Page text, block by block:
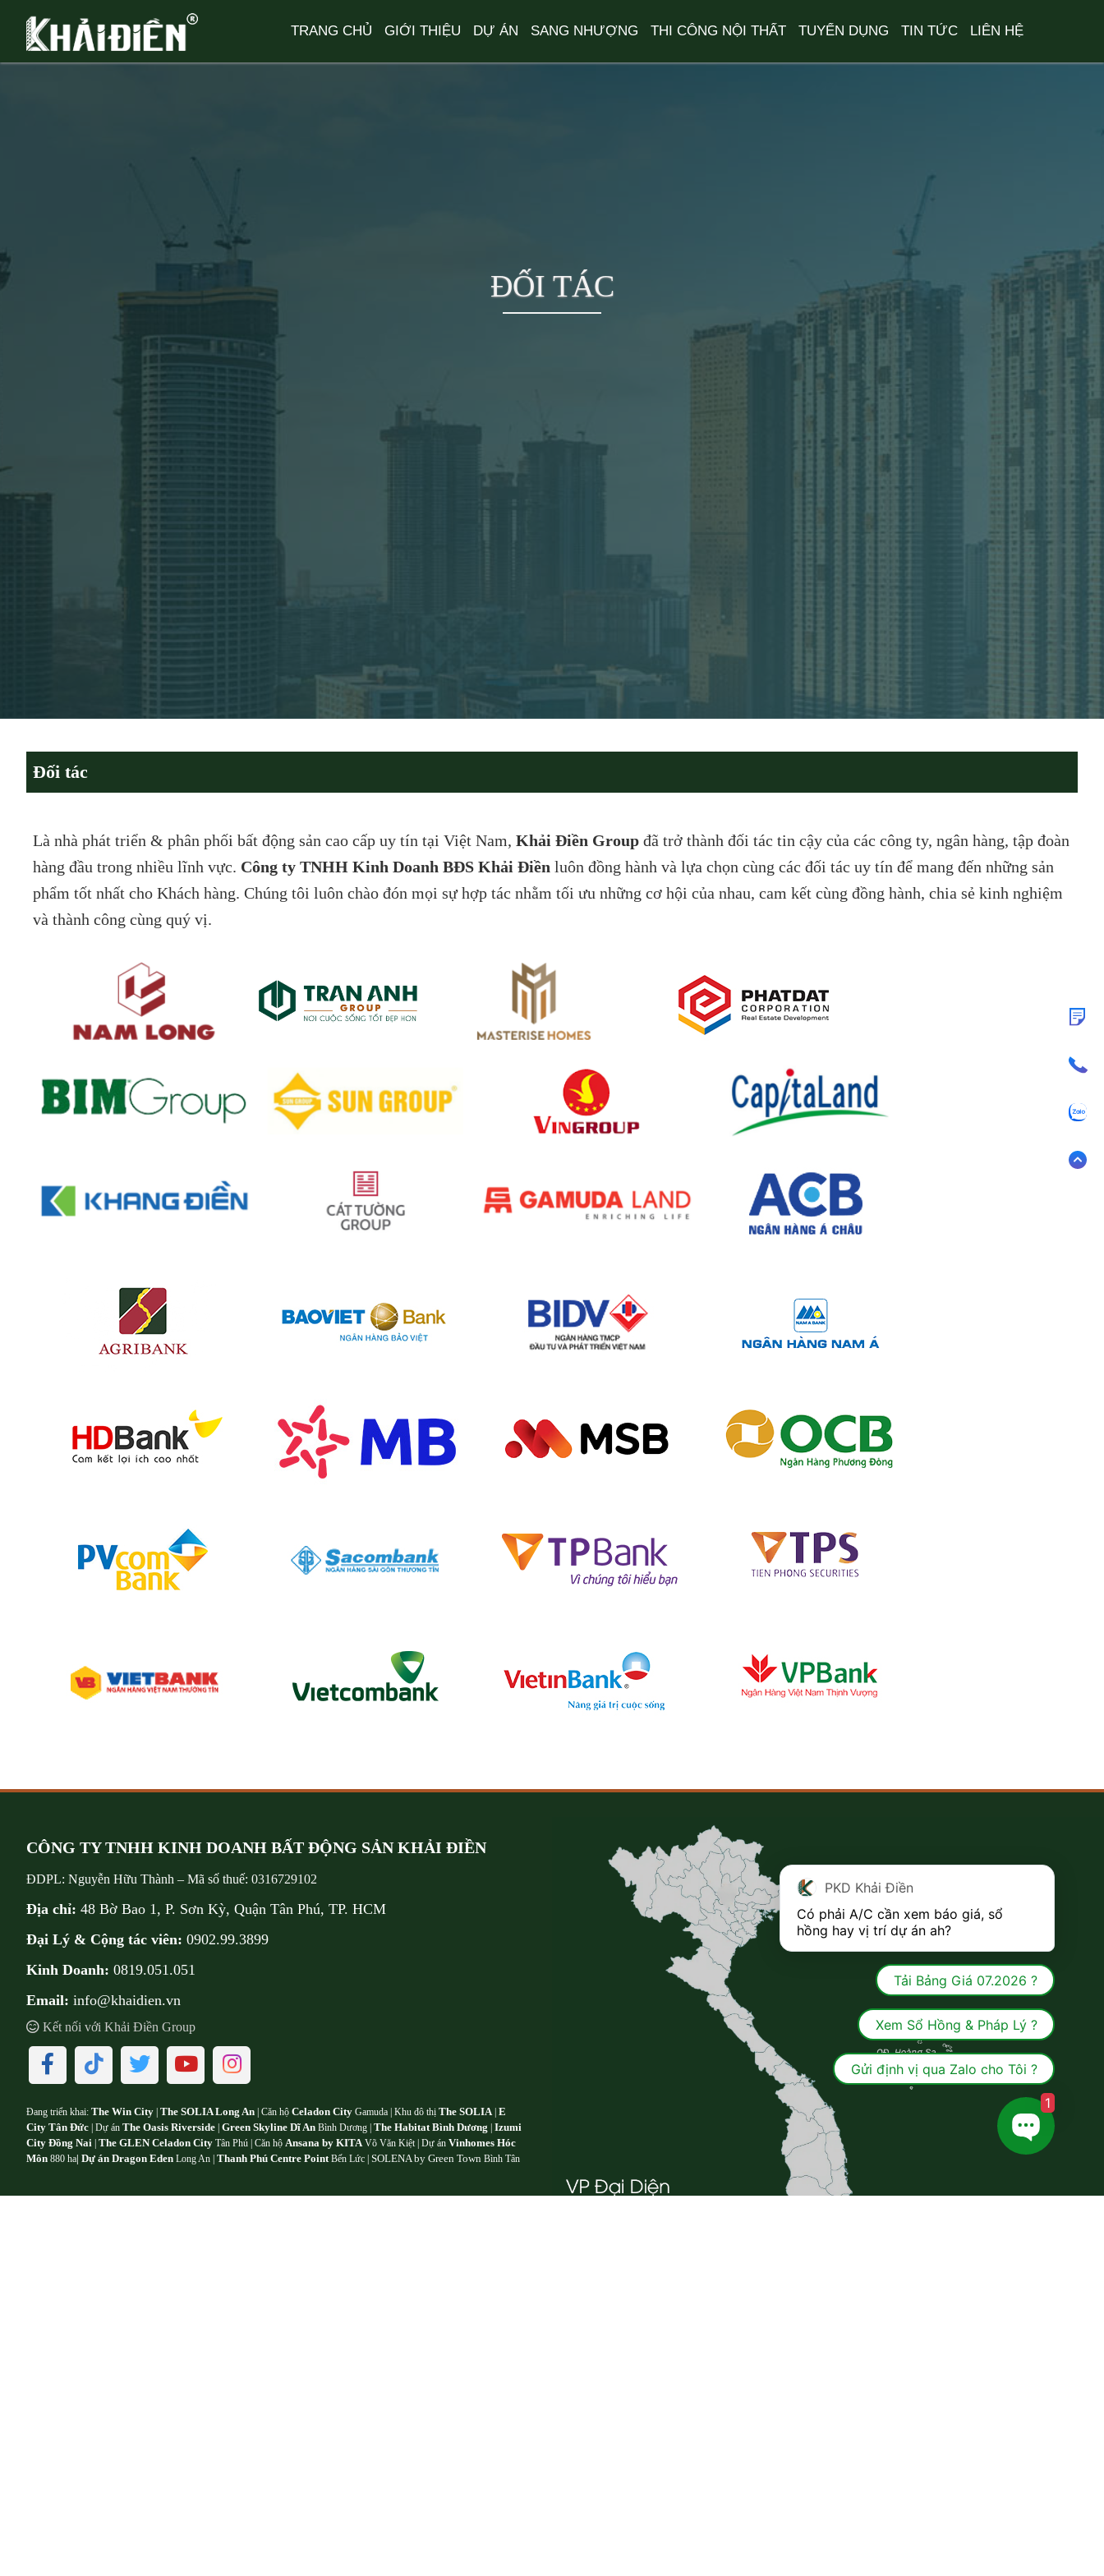
TRANG CHỦ GIỚI THIỆU DỰ ÁN SANG NHƯỢNG THI CÔNG NỘI THẤT TUYỂN DỤNG TIN TỨC LIÊN HỆ
ĐỐI TÁC
Đối tác
Là nhà phát triển & phân phối bất động sản cao cấp uy tín tại Việt Nam, Khải Điền Group đã trở thành đối tác tin cậy của các công ty, ngân hàng, tập đoàn
hàng đầu trong nhiều lĩnh vực. Công ty TNHH Kinh Doanh BĐS Khải Điền luôn đồng hành và lựa chọn cùng các đối tác uy tín để mang đến những sản
phẩm tốt nhất cho Khách hàng. Chúng tôi luôn chào đón mọi sự hợp tác nhằm tối ưu những cơ hội của nhau, cam kết cùng đồng hành, chia sẻ kinh nghiệm
và thành công cùng quý vị.
CÔNG TY TNHH KINH DOANH BẤT ĐỘNG SẢN KHẢI ĐIỀN
ĐDPL: Nguyễn Hữu Thành – Mã số thuế: 0316729102
Địa chỉ: 48 Bờ Bao 1, P. Sơn Kỳ, Quận Tân Phú, TP. HCM
Đại Lý & Cộng tác viên: 0902.99.3899
Kinh Doanh: 0819.051.051
Email: info@khaidien.vn
Kết nối với Khải Điền Group
Đang triển khai: The Win City The SOLIA Long An | Căn hộ Celadon City Gamuda | Khu đô thị The SOLIA| E
City Tân Đức | Dự án The Oasis Riverside Green Skyline Dĩ An Bình Dương | The Habitat Bình Dương Izumi
City Đồng Nai The GLEN Celadon City Tân Phú | Căn hộ Ansana by KITAVõ Văn Kiệt | Dự án Vinhomes Hóc
Môn 880 ha Dự án Dragon Eden Long An | Thanh Phú Centre PointBến Lức | SOLENA by Green Town Bình Tân
PKD Khải Điền
Có phải A/C cần xem báo giá, sổ
hồng hay vị trí dự án ah?
Tải Bảng Giá 07.2026 ?
Xem Sổ Hồng & Pháp Lý ?
Gửi định vị qua Zalo cho Tôi ?
1